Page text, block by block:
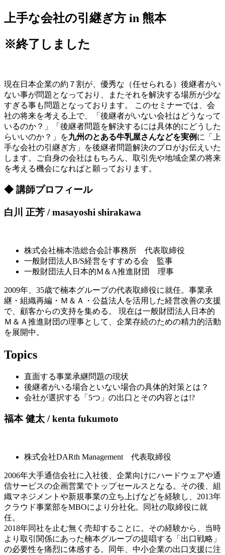
上手な会社の引継ぎ方 in 熊本
※終了しました
現在日本企業の約７割が、優秀な（任せられる）後継者がい
ない事が問題となっており、またそれを解決する場所が少な
すぎる事も問題となっております。 このセミナーでは、会
社の将来を考える上で、「後継者がいない会社はどうなって
いるのか？」「後継者問題を解決するには具体的にどうした
らいいのか？」を九州のとある牛乳屋さんなどを実例 に「上
手な会社の引継ぎ方」を後継者問題解決のプロがお伝えいた
します。ご自身の会社はもちろん、取引先や地域企業の将来
を考える機会になればと願っております。
◆ 講師プロフィール
白川 正芳 / masayoshi shirakawa
株式会社楠本浩総合会計事務所 代表取締役
一般財団法人B/S経営をすすめる会 監事
一般財団法人日本的M＆A推進財団 理事
2009年、35歳で楠本グループの代表取締役に就任。事業承
継・組織再編・Ｍ＆Ａ・公益法人を活用した経営改善の支援
で、顧客からの支持を集める。 現在は一般財団法人日本的
Ｍ＆Ａ推進財団の理事として、企業存続のための精力的活動
を展開中。
Topics
直面する事業承継問題の現状
後継者がいる場合といない場合の具体的対策とは？
会社が選択する「5つ」の出口とその内容とは!?
福本 健太 / kenta fukumoto
株式会社DARth Management 代表取締役
2006年大手通信会社に入社後、企業向けにハードウェアや通
信サービスの企画営業でトップセールスとなる。その後、組
織マネジメントや新規事業の立ち上げなどを経験し、2013年
クラウド事業部をMBOにより分社化。同社の取締役に就
任。
2018年同社を止む無く売却することに。その経験から、当時
より取引関係にあった楠本グループの提唱する「出口戦略」
の必要性を痛烈に体感する。同年、中小企業の出口支援に注